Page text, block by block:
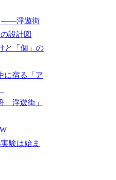
――浮遊街
設計図
と「個」の
に宿る「ア
浮遊街」
験は始ま